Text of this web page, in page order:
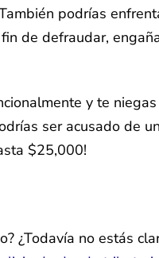
podrías
de defraudar,
y te
ser acusado
$25,000!
¿Todavía no estás